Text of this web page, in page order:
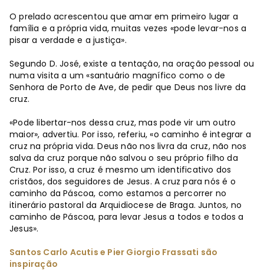
O prelado acrescentou que amar em primeiro lugar a
família e a própria vida, muitas vezes «pode levar-nos a
pisar a verdade e a justiça».
Segundo D. José, existe a tentação, na oração pessoal ou
numa visita a um «santuário magnífico como o de
Senhora de Porto de Ave, de pedir que Deus nos livre da
cruz.
«Pode libertar-nos dessa cruz, mas pode vir um outro
maior», advertiu. Por isso, referiu, «o caminho é integrar a
cruz na própria vida. Deus não nos livra da cruz, não nos
salva da cruz porque não salvou o seu próprio filho da
Cruz. Por isso, a cruz é mesmo um identificativo dos
cristãos, dos seguidores de Jesus. A cruz para nós é o
caminho da Páscoa, como estamos a percorrer no
itinerário pastoral da Arquidiocese de Braga. Juntos, no
caminho de Páscoa, para levar Jesus a todos e todos a
Jesus».
Santos Carlo Acutis e Pier Giorgio Frassati são
inspiração